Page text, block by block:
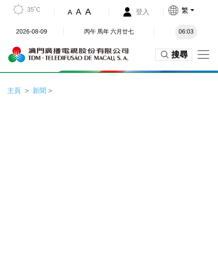
35˚C A A A 登入 繁
2026-08-09 丙午 馬年 六月廿七 06:03
搜尋
主頁 新聞 >